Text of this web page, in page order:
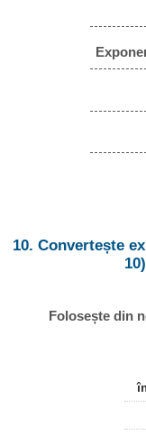
10. Convertește
Folosește din